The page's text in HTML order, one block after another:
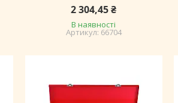
2 304,45 ₴
В наявності
66704